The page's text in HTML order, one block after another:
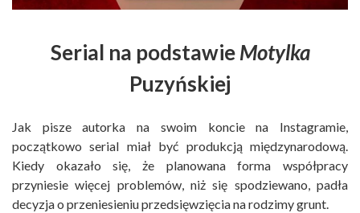
Serial na podstawieMotylka
Puzyńskiej
Jak pisze autorka na swoim koncie na Instagramie,
początkowo serial miał być produkcją międzynarodową.
Kiedy okazało się, że planowana forma współpracy
przyniesie więcej problemów, niż się spodziewano, padła
decyzja o przeniesieniu przedsięwzięcia na rodzimy grunt.